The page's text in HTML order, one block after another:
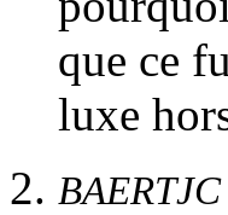
que ce
luxe
BAERTJC